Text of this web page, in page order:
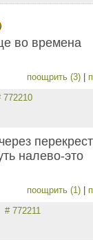
во времена
поощрить (3) |
772210
налево-это
поощрить (1) |
# 772211